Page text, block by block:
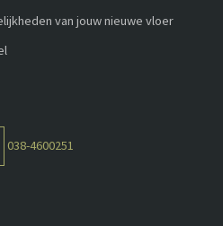
van jouw nieuwe vloer
038-4600251